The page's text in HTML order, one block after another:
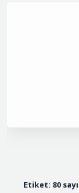
Etiket: 80